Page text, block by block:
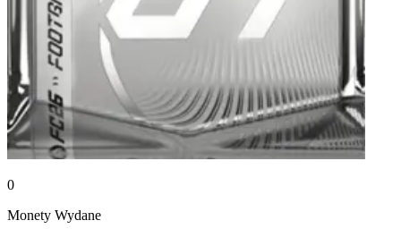
0
Monety Wydane